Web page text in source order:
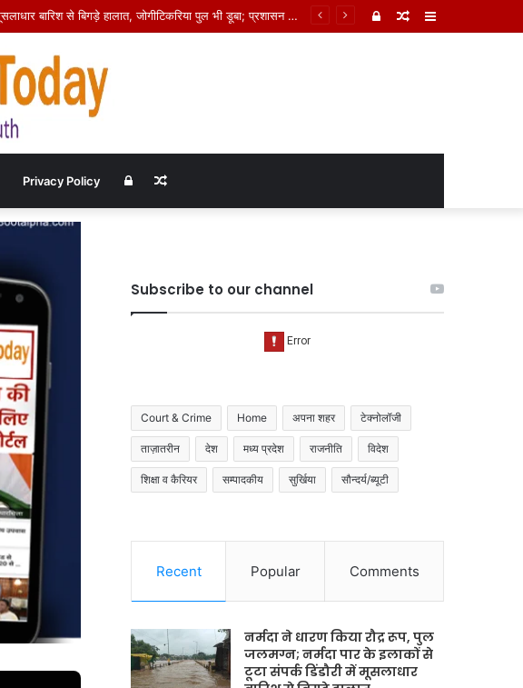
Random
Log
Privacy Policy Random
Log
Subscribe to our channel
Court & Crime Home अपना शहर टेक्नोलॉजी
ताज़ातरीन देश मध्य प्रदेश राजनीति विदेश
शिक्षा व कैरियर सम्पादकीय सुर्खिया सौन्दर्य/ब्यूटी
Recent Popular Comments
नर्मदा ने धारण किया रौद्र रूप, पुल
जलमग्न; नर्मदा पार के इलाकों से
टूटा संपर्क डिंडौरी में मूसलाधार